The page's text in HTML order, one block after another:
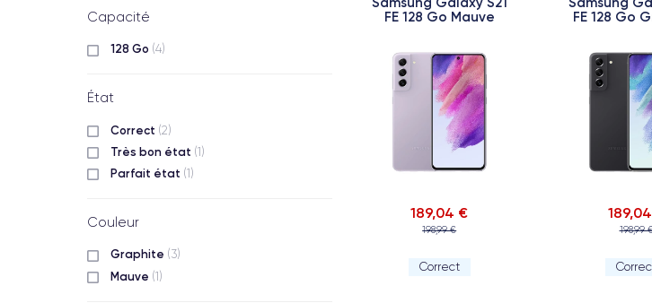
Capacité
128 Go (4)
État
Correct (2)
Très bon état (1)
Parfait état (1)
Couleur
Graphite (3)
Mauve (1)
FE 128 Go Mauve
189,04 €
198,99 €
Correct
FE 128 Go
198,99